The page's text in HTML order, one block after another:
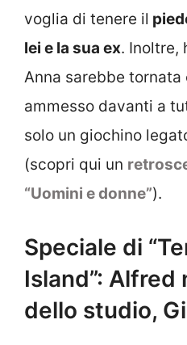
voglia di tenere il
lei e la sua ex. Inoltre,
Anna sarebbe tornata
ammesso davanti a
solo un giochino
(scopri qui un
“Uomini e donne”).
Speciale di
Island”: Alfred
dello studio,